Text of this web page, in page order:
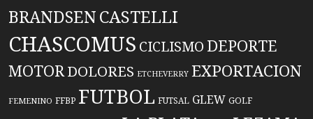
BRANDSENCASTELLI
CHASCOMUS CICLISMO DEPORTE
MOTORDOLORES ETCHEVERRY EXPORTACION
FEMENINO FFBP FUTBOL FUTSAL GLEW GOLF